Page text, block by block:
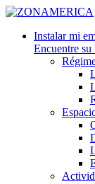
Instalar mi
Encuentre su